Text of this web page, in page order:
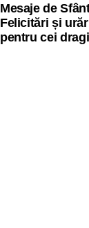
Mesaje de
Felicitări și
pentru cei